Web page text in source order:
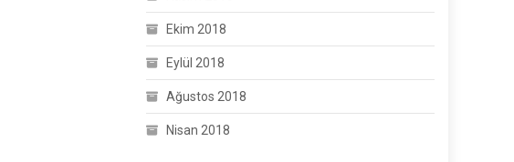
Ekim 2018
Eylül 2018
Ağustos 2018
Nisan 2018